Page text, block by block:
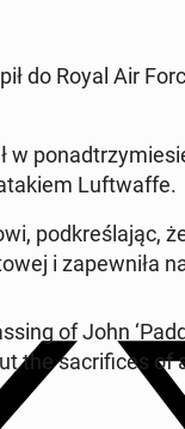
do Royal Air
w
Luft­waf­fe.
pod­kre­śla­jąc,
i za­pew­ni­ła
of John
the sa­cri­fi­ces